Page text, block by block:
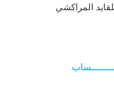
المراكشي